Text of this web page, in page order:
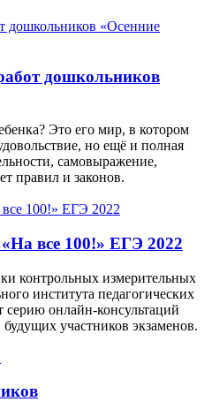
дошкольников
Это его мир, в котором
но ещё и полная
самовыражение,
правил и законов.
все 100!» ЕГЭ 2022
контрольных измерительных
института педагогических
онлайн-консультаций
участников экзаменов.